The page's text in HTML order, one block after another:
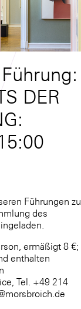
DER
Führungen zu
des
ermäßigt 8 €;
enthalten
Tel. +49 214